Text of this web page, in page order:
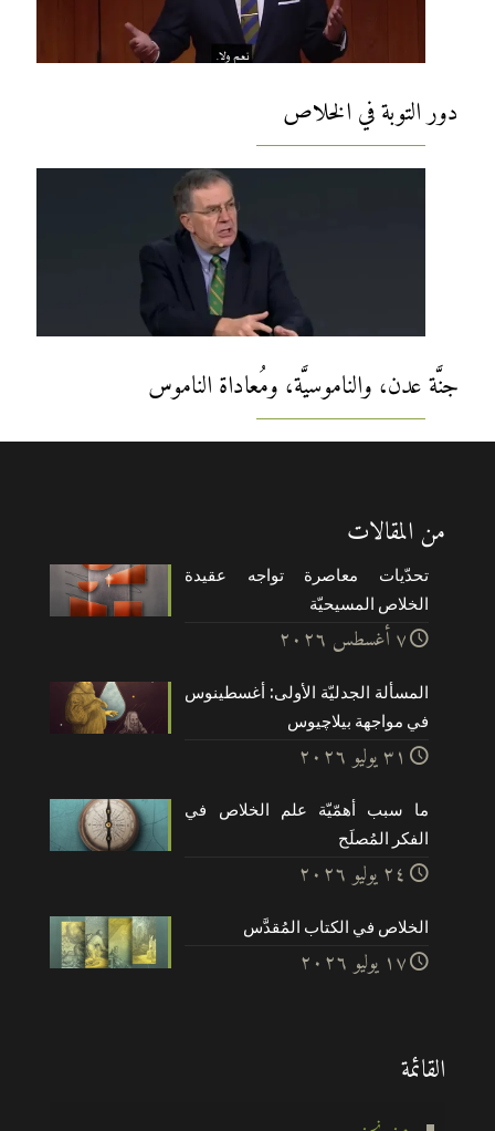
دور التوبة في الخلاص
جنَّة عدن، والناموسيَّة، ومُعاداة الناموس
من المقالات
تحدّيات معاصرة تواجه عقيدة
الخلاص المسيحيّة
۷ أغسطس ۲۰۲٦
المسألة الجدليّة الأولى: أغسطينوس
في مواجهة بيلاچيوس
۳۱ يوليو ۲۰۲٦
ما سبب أهمّيّة علم الخلاص في
الفكر المُصلَح
۲٤ يوليو ۲۰۲٦
الخلاص في الكتاب المُقدَّس
۱۷ يوليو ۲۰۲٦
القائمة